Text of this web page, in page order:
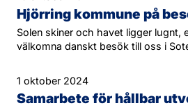
Hjörring kommune på
Solen skiner och havet ligger lugnt,
välkomna danskt besök till oss i
1 oktober 2024
Samarbete för hållbar